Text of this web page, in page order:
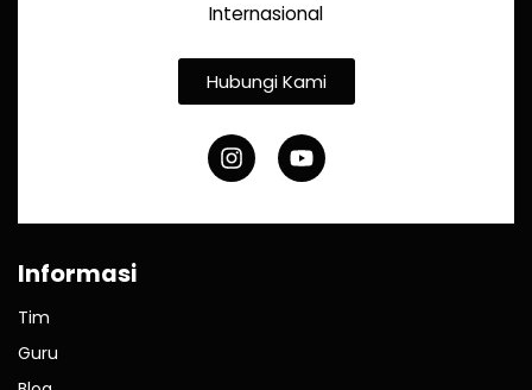
Internasional
Hubungi Kami
Informasi
Tim
Guru